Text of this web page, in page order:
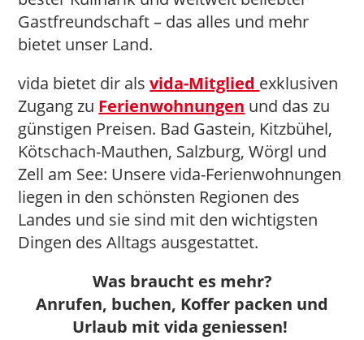
Gastfreundschaft – das alles und mehr
bietet unser Land.
vida bietet dir alsvida-Mitglied exklusiven
Zugang zu Ferienwohnungen und das zu
günstigen Preisen. Bad Gastein, Kitzbühel,
Kötschach-Mauthen, Salzburg, Wörgl und
Zell am See: Unsere vida-Ferienwohnungen
liegen in den schönsten Regionen des
Landes und sie sind mit den wichtigsten
Dingen des Alltags ausgestattet.
Was braucht es mehr?
Anrufen, buchen, Koffer packen und
Urlaub mit vida geniessen!